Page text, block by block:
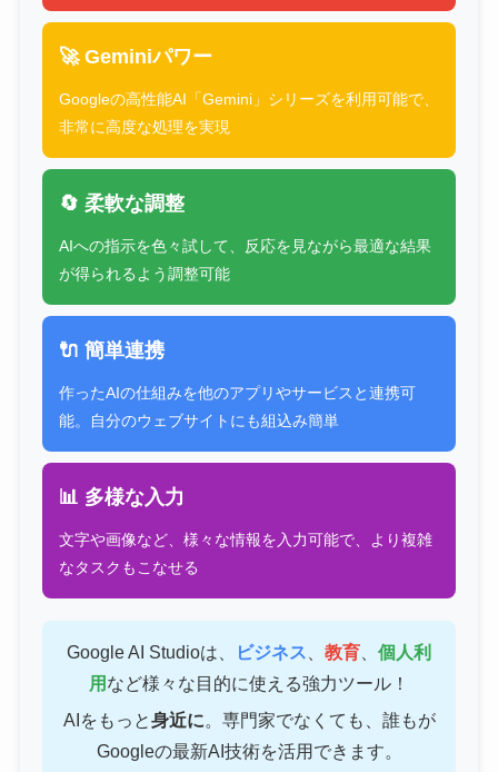
🚀 Geminiパワー
Googleの高性能AI「Gemini」シリーズを利用可能で、
非常に高度な処理を実現
🔄 柔軟な調整
AIへの指示を色々試して、反応を見ながら最適な結果
が得られるよう調整可能
🔌 簡単連携
作ったAIの仕組みを他のアプリやサービスと連携可
能。自分のウェブサイトにも組込み簡単
📊 多様な入力
文字や画像など、様々な情報を入力可能で、より複雑
なタスクもこなせる
Google AI Studioは、 ビジネス 教育
個人利
用 など様々な目的に使える強力ツール！
AIをもっと身近に。専門家でなくても、誰もが
Googleの最新AI技術を活用できます。